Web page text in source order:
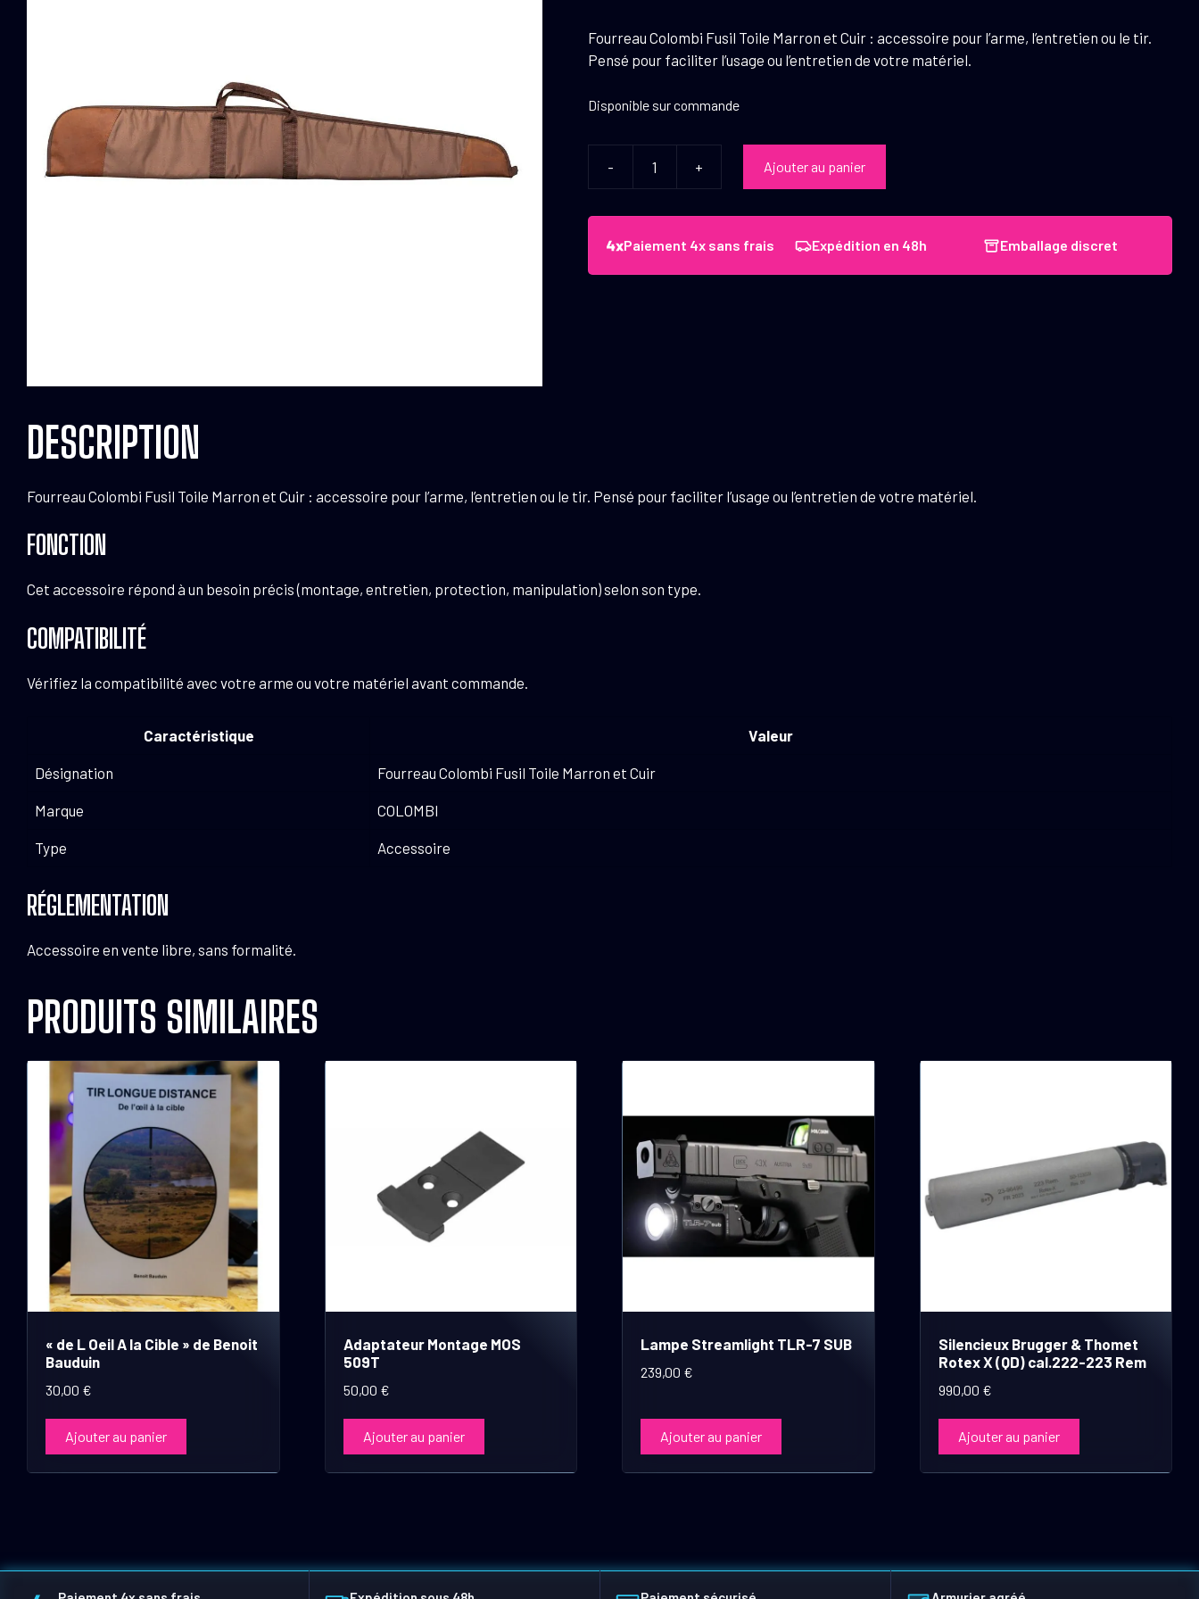
Fourreau Colombi Fusil Toile Marron et Cuir : accessoire pour l’arme, l’entretien ou le tir.
Pensé pour faciliter l’usage ou l’entretien de votre matériel.
Disponible sur commande
-
Fourreau
Colombi
+ Ajouter au panier
Paiement 4x sans frais Expédition en 48h Emballage discret
DESCRIPTION
Fourreau Colombi Fusil Toile Marron et Cuir : accessoire pour l’arme, l’entretien ou le tir. Pensé pour faciliter l’usage ou l’entretien de votre matériel.
FONCTION
Cet accessoire répond à un besoin précis (montage, entretien, protection, manipulation) selon son type.
COMPATIBILITÉ
Vérifiez la compatibilité avec votre arme ou votre matériel avant commande.
Caractéristique Valeur
Désignation Fourreau Colombi Fusil Toile Marron et Cuir
Marque COLOMBI
Type Accessoire
RÉGLEMENTATION
Accessoire en vente libre, sans formalité.
PRODUITS SIMILAIRES
« de L Oeil A la Cible » de Benoit
Bauduin
30,00 €
Ajouter au panier
Adaptateur Montage MOS
509T
50,00 €
Ajouter au panier
Lampe Streamlight TLR-7 SUB
239,00 €
Ajouter au panier
Silencieux Brugger & Thomet
Rotex X (QD) cal.222-223 Rem
990,00 €
Ajouter au panier